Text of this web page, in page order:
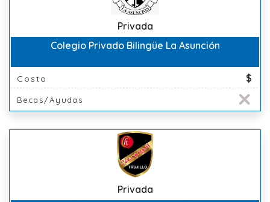
Privada
Colegio Privado Bilingüe La Asunción
Costo $
Becas/Ayudas
Privada